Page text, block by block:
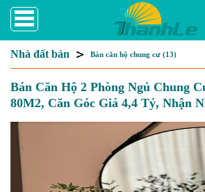
Nhà đất bán Bán căn hộ chung cư (13)
Bán Căn Hộ 2 Phòng Ngủ Chung
80M2, Căn Góc Giá 4,4 Tỷ, Nhận